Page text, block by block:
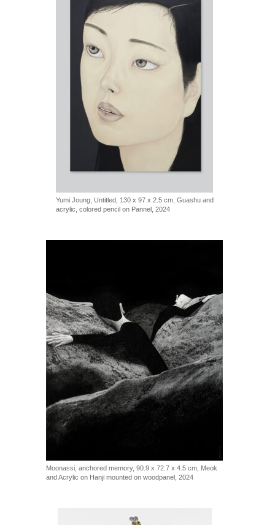
Yumi Joung, Untitled, 130 x 97 x 2.5 cm, Guashu and
acrylic, colored pencil on Pannel, 2024
Moonassi, anchored memory, 90.9 x 72.7 x 4.5 cm, Meok
and Acrylic on Hanji mounted on woodpanel, 2024